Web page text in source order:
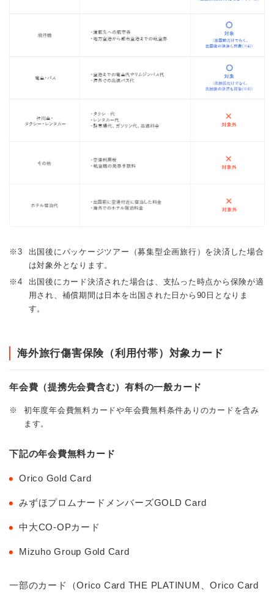
※3
出国後にパッケージツアー（募集型企画旅行）を決済した場合
は対象外となります。
※4
出国後にカード決済された場合は、支払った時点から保険が適
用され、補償期間は日本を出国された日から90日となりま
す。
海外旅行傷害保険（利用付帯）対象カード
年会費（提携先会費含む）有料の一般カード
※
初年度年会費無料カードや年会費無料条件ありのカードを含み
ます。
下記の年会費無料カード
Orico Gold Card
みずほプロムナードメンバーズGOLD Card
中大CO-OPカード
Mizuho Group Gold Card
一部のカード（Orico Card THE PLATINUM、Orico Card